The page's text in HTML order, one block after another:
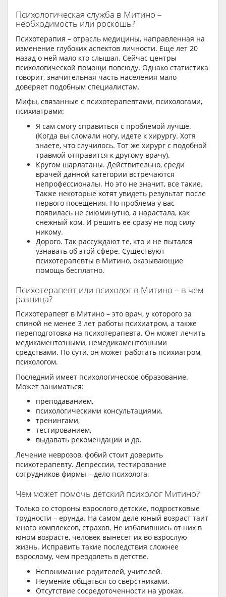
Психологическая служба в Митино –
необходимость или роскошь?
Психотерапия – отрасль медицины, направленная на
изменение глубоких аспектов личности. Еще лет 20
назад о ней мало кто слышал. Сейчас центры
психологической помощи повсюду. Однако статистика
говорит, значительная часть населения мало
доверяет подобным специалистам.
Мифы, связанные с психотерапевтами, психологами,
психиатрами:
Я сам смогу справиться с проблемой лучше.
(Когда вы сломали ногу, идете к хирургу. Хотя
знаете, что случилось. Тот же хирург с подобной
травмой отправится к другому врачу).
Кругом шарлатаны. Действительно, среди
врачей данной категории встречаются
непрофессионалы. Но это не значит, все такие.
Также некоторые хотят увидеть результат после
первого посещения. Но проблема у вас
появилась не сиюминутно, а нарастала, как
снежный ком. И решить ее сразу не под силу
никому.
Дорого. Так рассуждают те, кто и не пытался
узнавать об этой сфере. Существуют
психотерапевты в Митино, оказывающие
помощь бесплатно.
Психотерапевт или психолог в Митино – в чем
разница?
Психотерапевт в Митино – это врач, у которого за
спиной не менее 3 лет работы психиатром, а также
переподготовка на психотерапевта. Он может лечить
медикаментозными, немедикаментозными
средствами. По сути, он может работать психиатром,
психологом.
Последний имеет психологическое образование.
Может заниматься:
преподаванием,
психологическими консультациями,
тренингами,
тестированием,
выдавать рекомендации и др.
Лечение неврозов, фобий стоит доверить
психотерапевту. Депрессии, тестирование
сотрудников фирмы – дело психолога.
Чем может помочь детский психолог Митино?
Только со стороны взрослого детские, подростковые
трудности – ерунда. На самом деле юный возраст таит
много комплексов, страхов. Не избавившись от них в
юном возрасте, человек вынесет их во взрослую
жизнь. Исправить такие последствия сложнее
взрослому, чем преодолеть в детстве.
Непонимание родителей, учителей.
Неумение общаться со сверстниками.
Отсутствие сосредоточенности на уроках.